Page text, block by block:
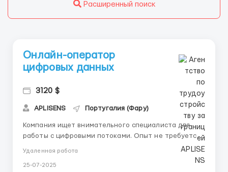
Расширенный поиск
Онлайн-оператор
цифровых данных
3120 $
APLISENS Португалия (Фару)
Компания ищет внимательного специалиста для
работы с цифровыми потоками. Опыт не требуется
— обучение предоставляется. Задачи: Выполнение
результатов по заданной модели Своевременная
Удаленная работа
25-07-2025